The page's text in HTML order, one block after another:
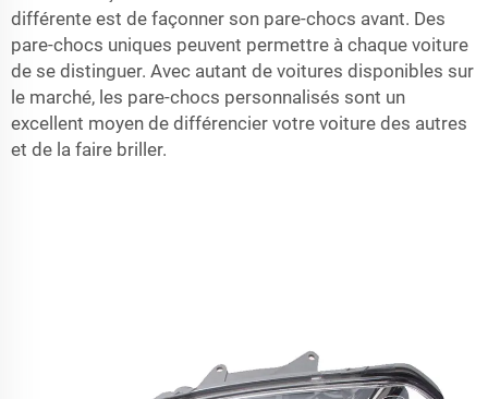
différente est de façonner son pare-chocs avant. Des
pare-chocs uniques peuvent permettre à chaque voiture
de se distinguer. Avec autant de voitures disponibles sur
le marché, les pare-chocs personnalisés sont un
excellent moyen de différencier votre voiture des autres
et de la faire briller.